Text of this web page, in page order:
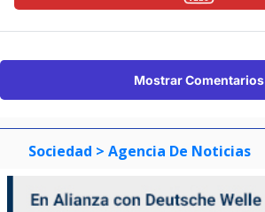
Mostrar Comentarios
Sociedad > Agencia De Noticias